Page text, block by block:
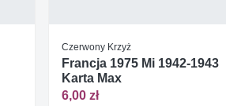
Czerwony Krzyż
Francja 1975 Mi 1942-1943
Karta Max
6,00 zł